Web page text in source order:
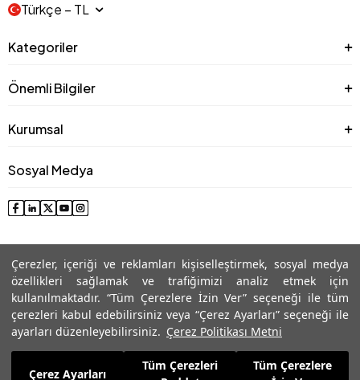
Çerezler, içeriği ve reklamları kişiselleştirmek, sosyal medya
özellikleri sağlamak ve trafiğimizi analiz etmek için
kullanılmaktadır. “Tüm Çerezlere İzin Ver” seçeneği ile tüm
çerezleri kabul edebilirsiniz veya “Çerez Ayarları” seçeneği ile
ayarları düzenleyebilirsiniz. Çerez Politikası Metni
Çerez Ayarları
Tüm Çerezleri
Tüm Çerezlere
1.754,99TL
Türkçe − TL
Kategoriler
Önemli Bilgiler
Kurumsal
Sosyal Medya
© 2025 Roman® Tüm Hakları Saklıdır, İzinsiz kullanılamaz